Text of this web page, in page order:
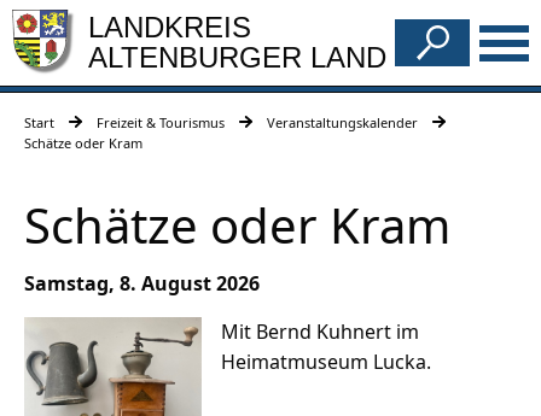
LANDKREIS
ALTENBURGER LAND
Start Freizeit & Tourismus
Veranstaltungskalender
Schätze oder Kram
Schätze oder Kram
Samstag, 8. August 2026
Mit Bernd Kuhnert im
Heimatmuseum Lucka.